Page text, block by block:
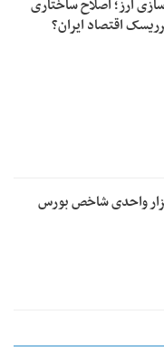
ارز؛ اصلاح ساختاری
اقتصاد ایران؟